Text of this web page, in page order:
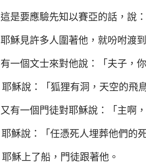
這是要應驗先知以賽亞的話，說
耶穌見許多人圍著他，就吩咐渡
有一個文士來對他說：「夫子，
耶穌說：「狐狸有洞，天空的飛
又有一個門徒對耶穌說：「主啊
耶穌說：「任憑死人埋葬他們的
耶穌上了船，門徒跟著他。